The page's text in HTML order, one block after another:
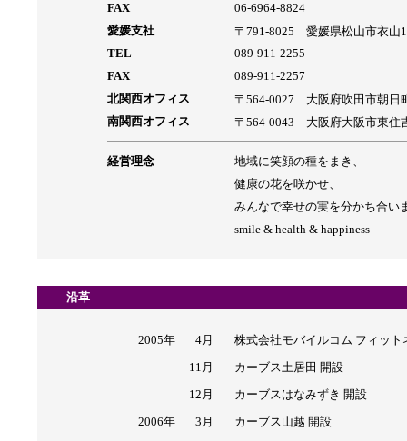
FAX
06-6964-8824
愛媛支社
〒791-8025 愛媛県松山市衣山
TEL
089-911-2255
FAX
089-911-2257
北関西オフィス
〒564-0027 大阪府吹田市朝日
南関西オフィス
〒564‐0043 大阪府大阪市東住
経営理念
地域に笑顔の種をまき、
健康の花を咲かせ、
みんなで幸せの実を分かち合い
smile & health & happiness
沿革
2005年 4月
株式会社モバイルコム フィット
11月
カーブス土居田 開設
12月
カーブスはなみずき 開設
2006年
3月
カーブス山越 開設